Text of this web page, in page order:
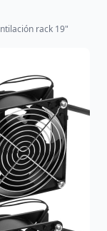
rack 19"